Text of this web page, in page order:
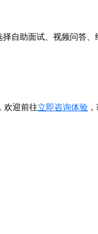
自助面试、视频问答
欢迎前往立即咨询体验